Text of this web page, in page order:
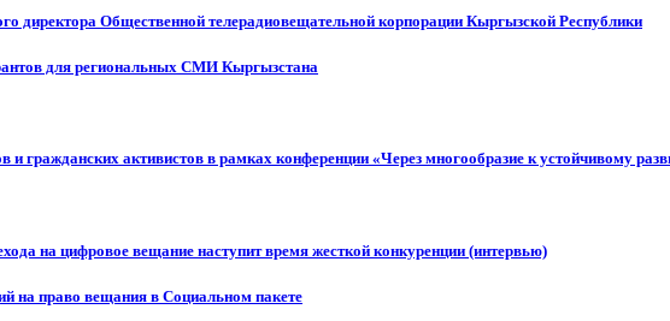
директора Общественной телерадиовещательной корпорации Кыргызской Республики
для региональных СМИ Кыргызстана
и гражданских активистов в рамках конференции «Через многообразие к устойчивому
на цифровое вещание наступит время жесткой конкуренции (интервью)
на право вещания в Социальном пакете